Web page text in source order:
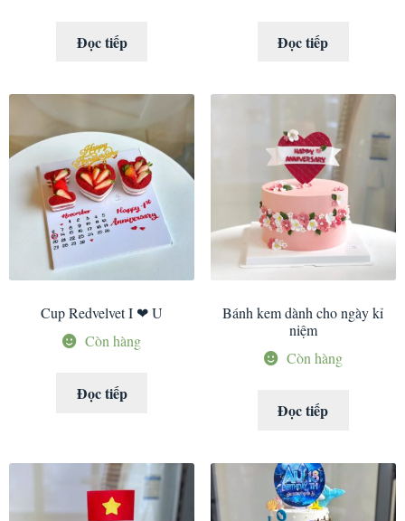
Đọc tiếp Đọc tiếp
Cup Redvelvet I ❤ U
Còn hàng
Đọc tiếp
Bánh kem dành cho ngày kỉ
niệm
Còn hàng
Đọc tiếp